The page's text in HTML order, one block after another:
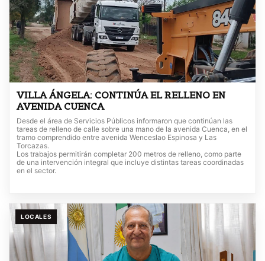
VILLA ÁNGELA: CONTINÚA EL RELLENO EN
AVENIDA CUENCA
Desde el área de Servicios Públicos informaron que continúan las
tareas de relleno de calle sobre una mano de la avenida Cuenca, en el
tramo comprendido entre avenida Wenceslao Espinosa y Las
Torcazas.
Los trabajos permitirán completar 200 metros de relleno, como parte
de una intervención integral que incluye distintas tareas coordinadas
en el sector.
LOCALES